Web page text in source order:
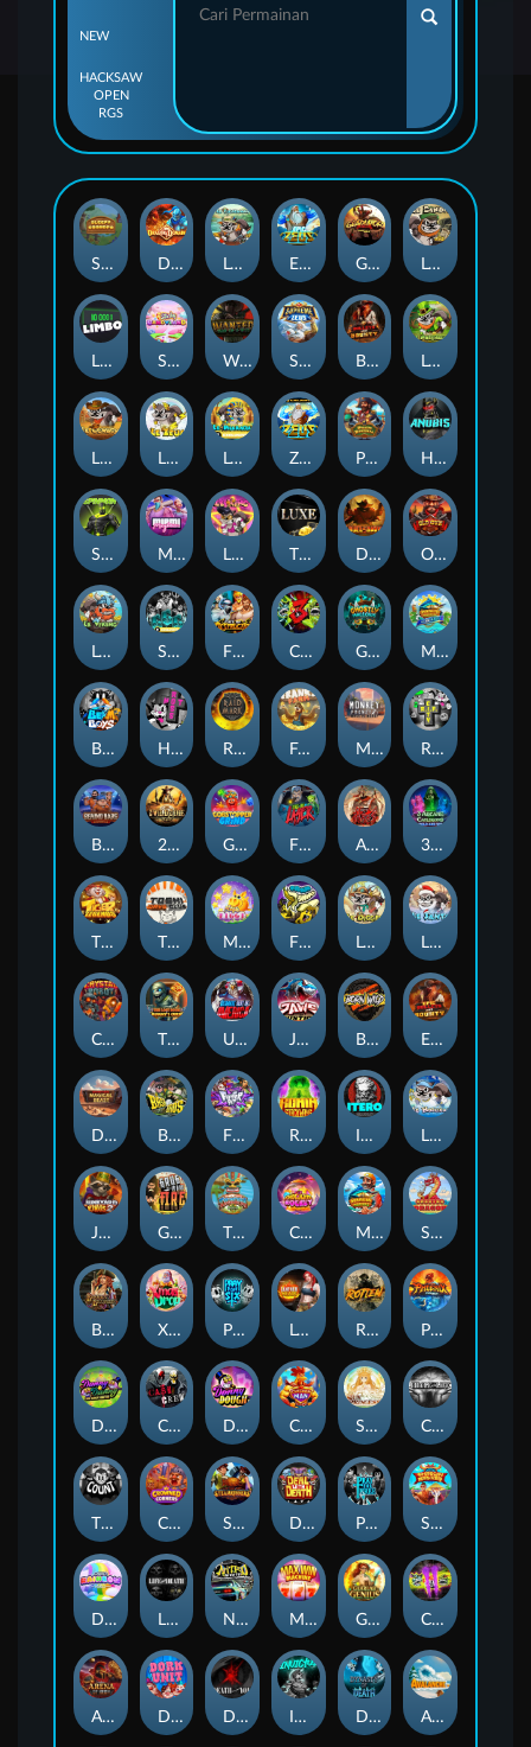
NEW
HACKSAW
OPEN
RGS
Beam Boys Monkey Frenzy 2: Boss is Here!
Spinman
BULLETS AND BOUNTY
SMOKING DRAGON
The Luxe
BASH BROS Ronin Stackways
Born Wild
LE ZEUS
LE COWBOY
JAWS OF JUSTICE
MIAMI MAYHEM
DONNY AND DANNY
TIGER LEGENDS
Le Fisherman
DEAL WITH DEATH
LE KING
Darkside Prairie: Magical Beast
Raidmark
The Lost Book of Mummy’s Curse
Leatherheads
Crowned Corners
Junkyard Kings 2
Ghostly Hallows
Gobstopper Grind
Avalanche
3 Arcane Cauldrons
Tikitopia BoosterBelt
Bonnie's Buccaneers
Gearlab Genius
Behind Bars: Masterplan
Arena of Iron
Epic Ze Zeus
Supreme Zeus
THE COUNT
MARLIN MASTERS: THE BIG HAUL
SixSixSix
Invictus
Ze Zeus
Hot Ross
PRAY FOR SIX
TOSHI WAYS CLUB
CIRCLE OF LIFE
ARMY OF ARES
STEAMRUNNERS
SUN PRINCESS
LE SANTA
CHAOS CREW 3
Ultimate Slot of America
Le Bandit
Wanted Dead or a Wild
Phoenix
Cash Crew
RIP City
Dynasty of Death
Le Digger
Hand of Anubis
LE HOOLIGAN
Life and Death
Chicken Man
Sticky Candyland
Crystal Robot
Old Gun
Chocolate Rocket
Grug Make Fire
Death Becomes You
Nitro Nights Max Win Machine
Le Prechaun
EPIC BULLETS & BOUNTY
2 Wild 2 Die
Fist Of Destruction
Dork Unit
Pray for Three
Chaos Crew 2
Fighter Pit
Rotten
FRKN Bananas
Marlin Master
Xmas Drop
Gladiator Legends
Sleepy Grandpa
Magic Piggy
Le Pharaoh
Double Rainbow
Shaolin Master
Pirate Bonanza
Dragon’s Domain
Fire My Laser
Le Viking
Limbo
Frank's Farm
DONNY DOUGH
ITERO
Duel at Dawn